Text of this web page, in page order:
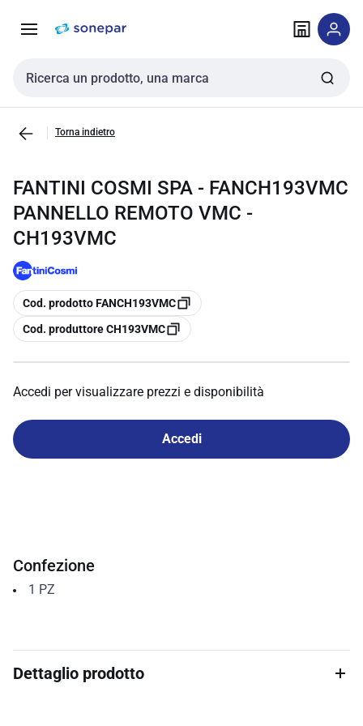
navigazione alla
Cerca input
Torna indietro
FANTINI COSMI SPA - FANCH193VMC
PANNELLO REMOTO VMC -
CH193VMC
copia
Cod. prodotto FANCH193VMC
copia
Cod. produttore CH193VMC
Accedi per visualizzare prezzi e disponibilità
Accedi
Confezione
1 PZ
Dettaglio prodotto